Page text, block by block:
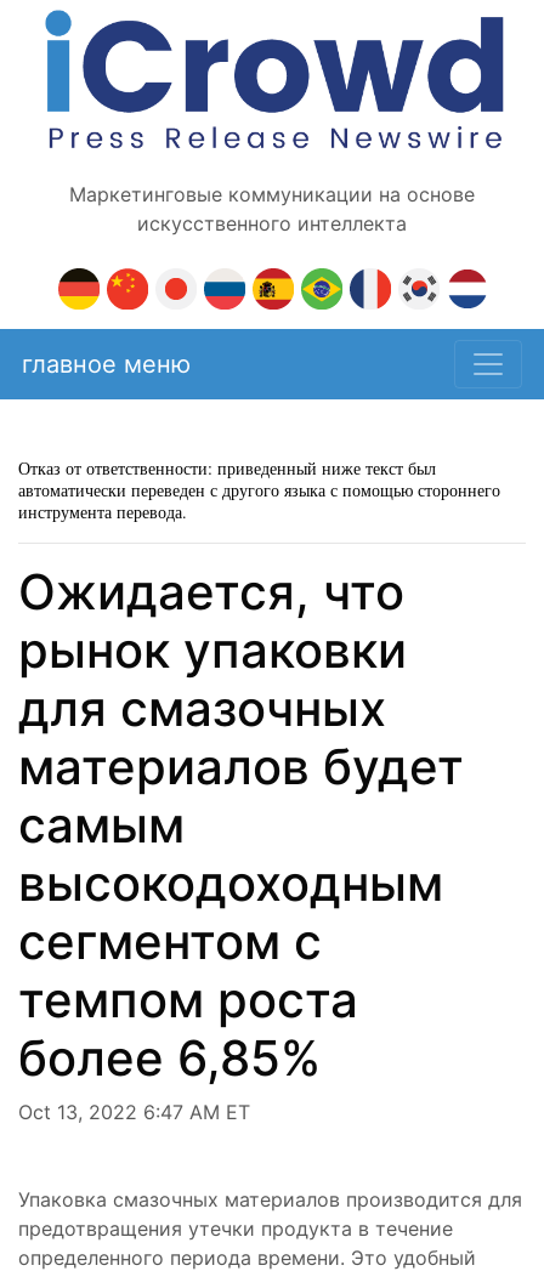
Маркетинговые коммуникации на основе
искусственного интеллекта
главное меню
Отказ от ответственности: приведенный ниже текст был
автоматически переведен с другого языка с помощью стороннего
инструмента перевода.
Ожидается, что
рынок упаковки
для смазочных
материалов будет
самым
высокодоходным
сегментом с
темпом роста
более 6,85%
Oct 13, 2022 6:47 AM ET
Упаковка смазочных материалов производится для
предотвращения утечки продукта в течение
определенного периода времени. Это удобный